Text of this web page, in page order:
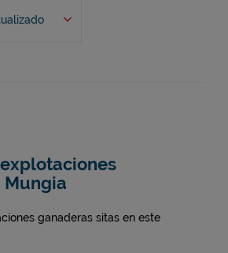
Mungia
ganaderas sitas en este